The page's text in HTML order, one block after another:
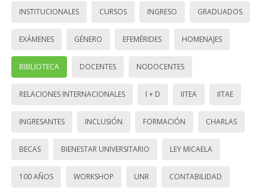
INSTITUCIONALES CURSOS INGRESO GRADUADOS
EXÁMENES GÉNERO EFEMÉRIDES HOMENAJES
BIBLIOTECA DOCENTES NODOCENTES
RELACIONES INTERNACIONALES I + D IITEA IITAE
INGRESANTES INCLUSIÓN FORMACIÓN CHARLAS
BECAS BIENESTAR UNIVERSITARIO LEY MICAELA
100 AÑOS WORKSHOP UNR CONTABILIDAD